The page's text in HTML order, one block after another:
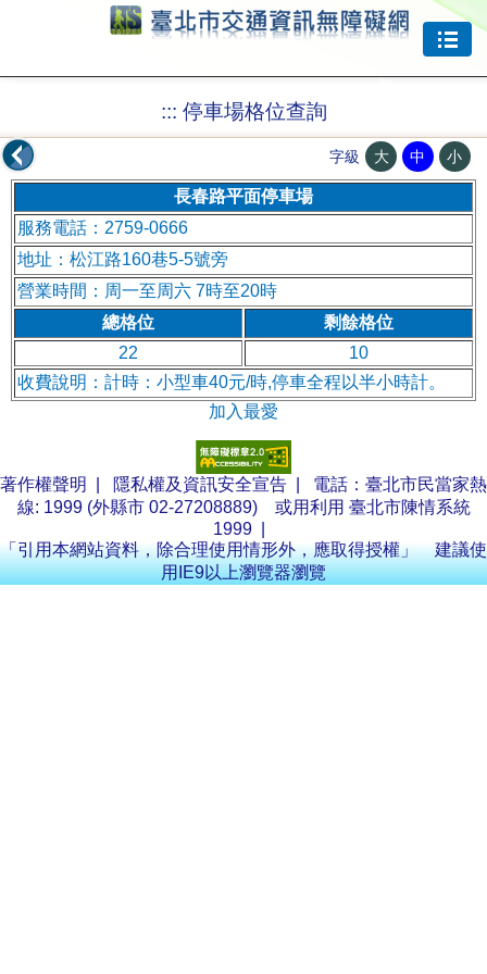
::: 停車場格位查詢
字級 大 中 小
長春路平面停車場
服務電話：2759-0666
地址：松江路160巷5-5號旁
營業時間：周一至周六 7時至20時
總格位
剩餘格位
22
10
收費說明：計時：小型車40元/時,停車全程以半小時計。
加入最愛
著作權聲明 隱私權及資訊安全宣告 | 電話：臺北市民當家熱
線: 1999 (外縣市 02-27208889) 或用利用 臺北市陳情系統
1999
「引用本網站資料，除合理使用情形外，應取得授權」 建議使
用IE9以上瀏覽器瀏覽